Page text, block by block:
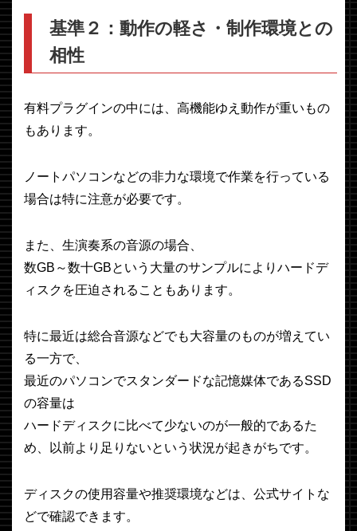
基準２：動作の軽さ・制作環境との
相性
有料プラグインの中には、高機能ゆえ動作が重いもの
もあります。
ノートパソコンなどの非力な環境で作業を行っている
場合は特に注意が必要です。
また、生演奏系の音源の場合、
数GB～数十GBという大量のサンプルによりハードデ
ィスクを圧迫されることもあります。
特に最近は総合音源などでも大容量のものが増えてい
る一方で、
最近のパソコンでスタンダードな記憶媒体であるSSD
の容量は
ハードディスクに比べて少ないのが一般的であるた
め、以前より足りないという状況が起きがちです。
ディスクの使用容量や推奨環境などは、公式サイトな
どで確認できます。